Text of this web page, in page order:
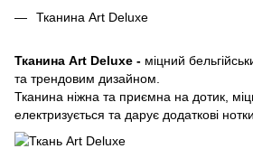
Тканина Art Deluxe
Тканина Art Deluxe - міцний
та трендовим дизайном.
Тканина ніжна та приємна на дотик,
електризується та дарує додаткові